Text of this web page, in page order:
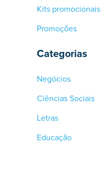
Kits promocionais
Promoções
Categorias
Negócios
Ciências Sociais
Letras
Educação